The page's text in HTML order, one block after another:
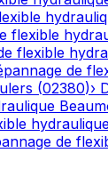
flexible
flexible
de
(02380)›
de